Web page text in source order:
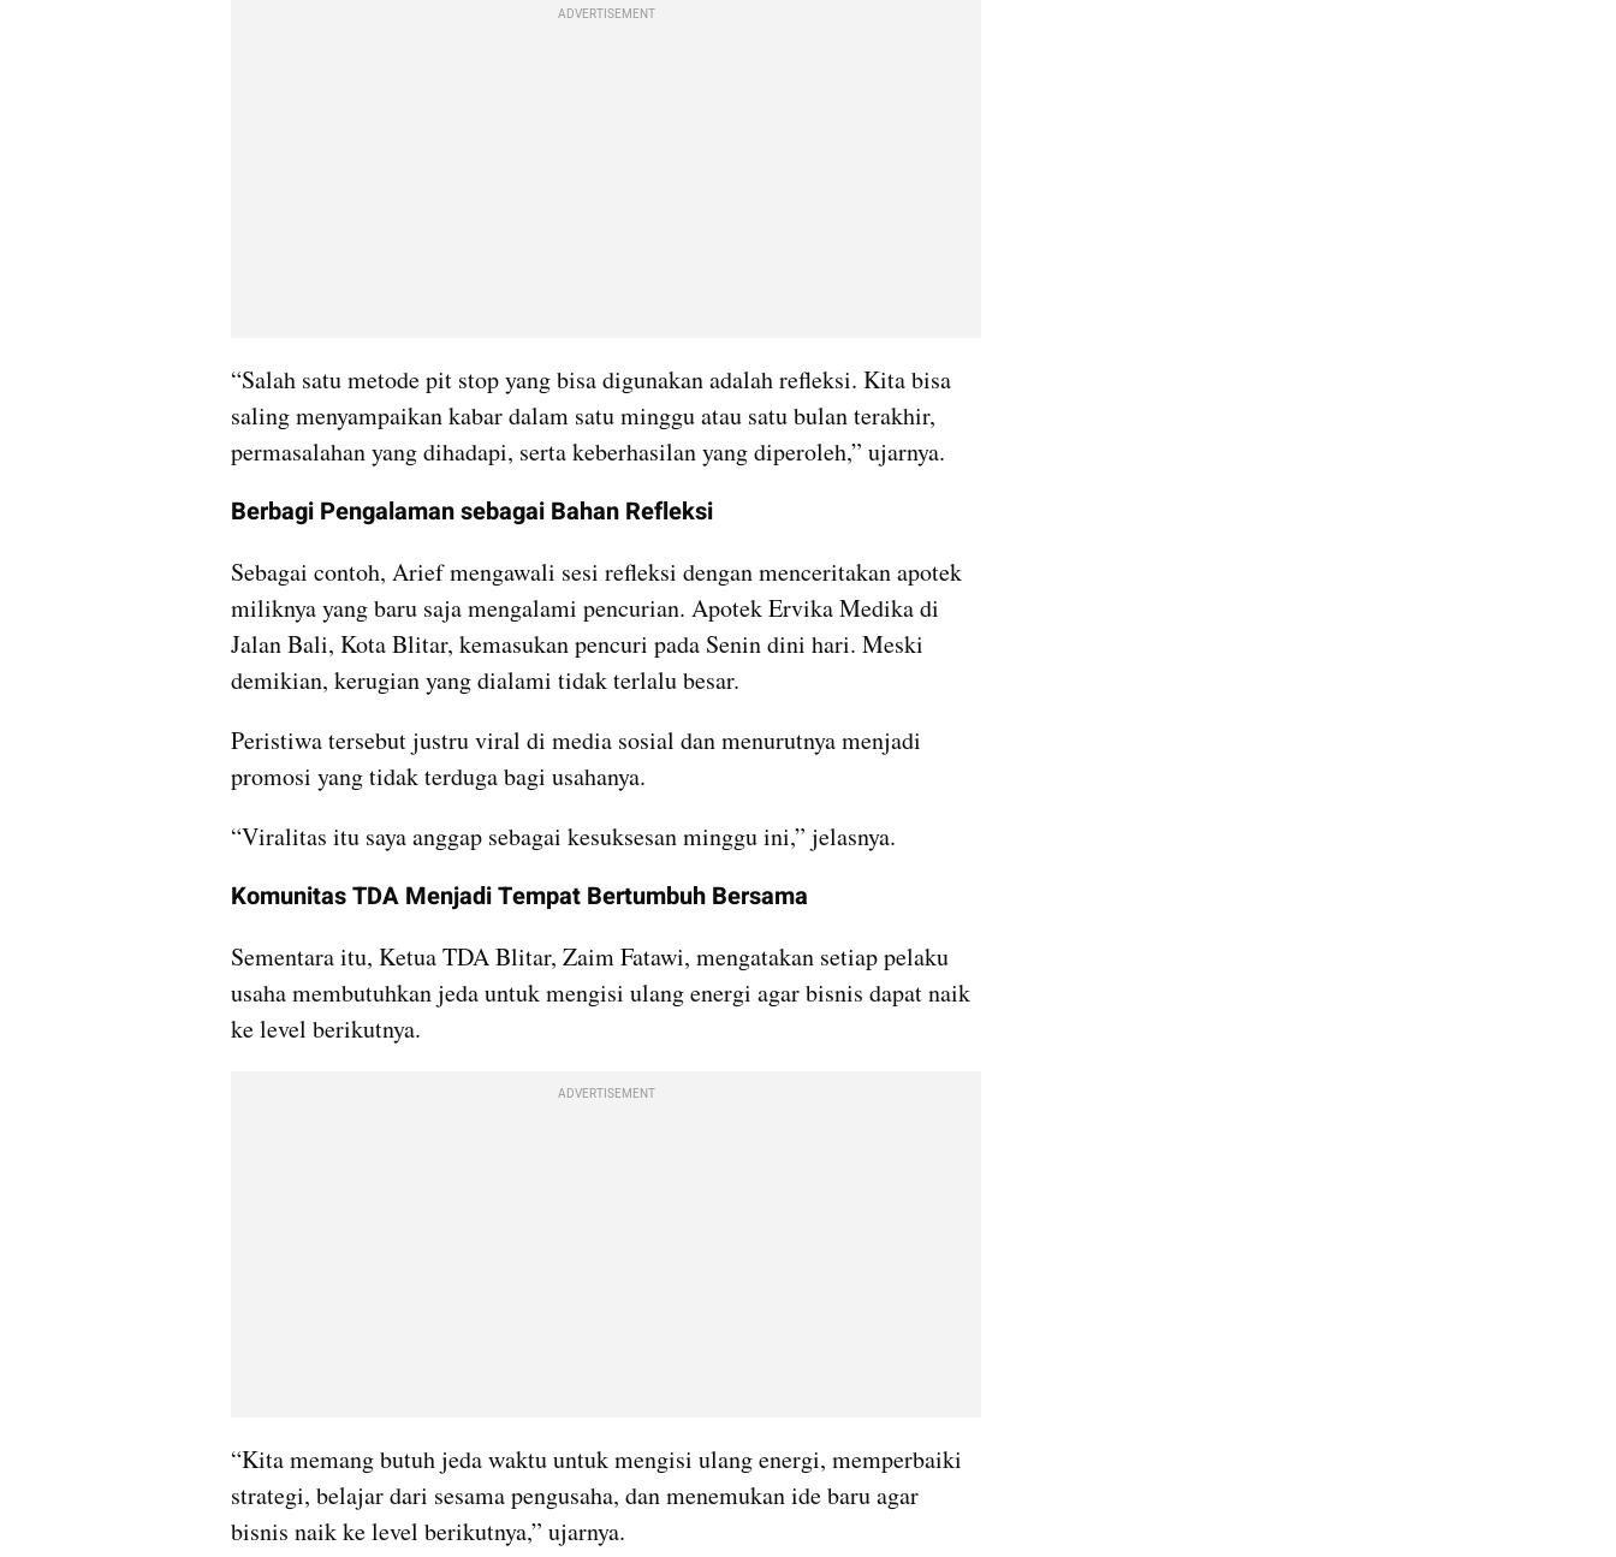
ADVERTISEMENT
“Salah satu metode pit stop yang bisa digunakan adalah refleksi. Kita bisa
saling menyampaikan kabar dalam satu minggu atau satu bulan terakhir,
permasalahan yang dihadapi, serta keberhasilan yang diperoleh,” ujarnya.
Berbagi Pengalaman sebagai Bahan Refleksi
Sebagai contoh, Arief mengawali sesi refleksi dengan menceritakan apotek
miliknya yang baru saja mengalami pencurian. Apotek Ervika Medika di
Jalan Bali, Kota Blitar, kemasukan pencuri pada Senin dini hari. Meski
demikian, kerugian yang dialami tidak terlalu besar.
Peristiwa tersebut justru viral di media sosial dan menurutnya menjadi
promosi yang tidak terduga bagi usahanya.
“Viralitas itu saya anggap sebagai kesuksesan minggu ini,” jelasnya.
Komunitas TDA Menjadi Tempat Bertumbuh Bersama
Sementara itu, Ketua TDA Blitar, Zaim Fatawi, mengatakan setiap pelaku
usaha membutuhkan jeda untuk mengisi ulang energi agar bisnis dapat naik
ke level berikutnya.
ADVERTISEMENT
“Kita memang butuh jeda waktu untuk mengisi ulang energi, memperbaiki
strategi, belajar dari sesama pengusaha, dan menemukan ide baru agar
bisnis naik ke level berikutnya,” ujarnya.